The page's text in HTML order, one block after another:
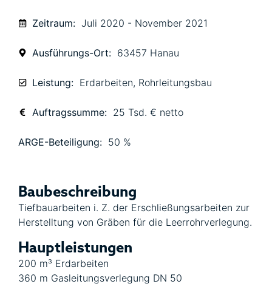
Zeitraum:Juli 2020 - November 2021
Ausführungs-Ort:63457 Hanau
Leistung: Erdarbeiten, Rohrleitungsbau
Auftragssumme:25 Tsd. € netto
ARGE-Beteiligung: 50 %
Baubeschreibung
Tiefbauarbeiten i. Z. der Erschließungsarbeiten zur
Herstelltung von Gräben für die Leerrohrverlegung.
Hauptleistungen
200 m³ Erdarbeiten
360 m Gasleitungsverlegung DN 50